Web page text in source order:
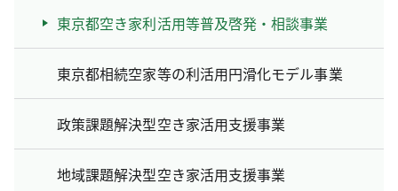
東京都空き家利活用等普及啓発・相談事業
東京都相続空家等の利活用円滑化モデル事業
政策課題解決型空き家活用支援事業
地域課題解決型空き家活用支援事業